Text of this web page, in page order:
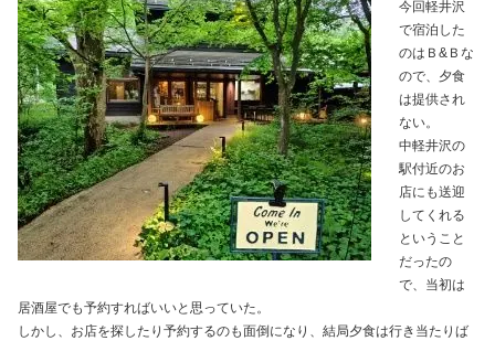
今回軽井沢
で宿泊した
のはＢ&Ｂな
ので、夕食
は提供され
ない。
中軽井沢の
駅付近のお
店にも送迎
してくれる
ということ
だったの
で、当初は
居酒屋でも予約すればいいと思っていた。
しかし、お店を探したり予約するのも面倒になり、結局夕食は行き当たりば